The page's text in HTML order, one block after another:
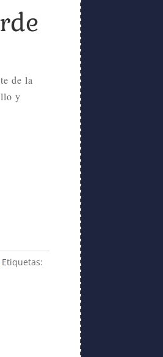
de la
y
Etiquetas: